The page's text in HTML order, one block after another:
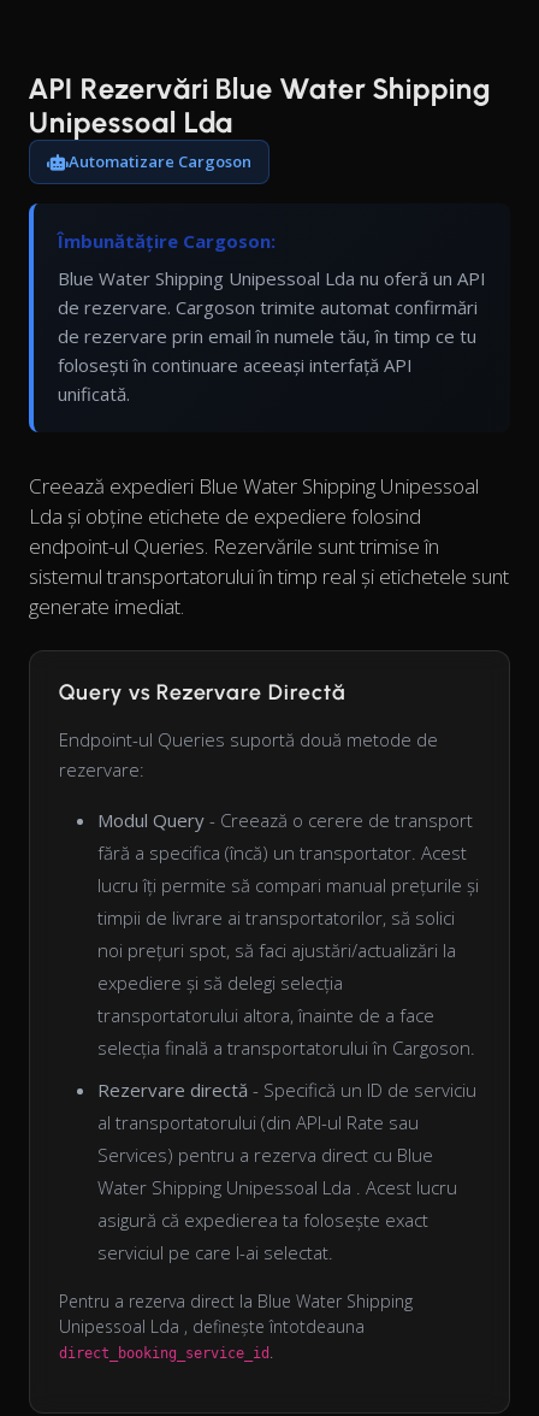
API Rezervări Blue Water Shipping
Unipessoal Lda
Automatizare Cargoson
Îmbunătățire Cargoson:
Blue Water Shipping Unipessoal Lda nu oferă un API
de rezervare. Cargoson trimite automat confirmări
de rezervare prin email în numele tău, în timp ce tu
folosești în continuare aceeași interfață API
unificată.
Creează expedieri Blue Water Shipping Unipessoal
Lda și obține etichete de expediere folosind
endpoint-ul Queries. Rezervările sunt trimise în
sistemul transportatorului în timp real și etichetele sunt
generate imediat.
Query vs Rezervare Directă
Endpoint-ul Queries suportă două metode de
rezervare:
Modul Query - Creează o cerere de transport
fără a specifica (încă) un transportator. Acest
lucru îți permite să compari manual prețurile și
timpii de livrare ai transportatorilor, să solici
noi prețuri spot, să faci ajustări/actualizări la
expediere și să delegi selecția
transportatorului altora, înainte de a face
selecția finală a transportatorului în Cargoson.
Rezervare directă - Specifică un ID de serviciu
al transportatorului (din API-ul Rate sau
Services) pentru a rezerva direct cu Blue
Water Shipping Unipessoal Lda . Acest lucru
asigură că expedierea ta folosește exact
serviciul pe care l-ai selectat.
Pentru a rezerva direct la Blue Water Shipping
Unipessoal Lda , definește întotdeauna
direct_booking_service_id .